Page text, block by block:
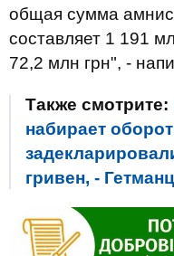
общая сумма
составляет 1 191
72,2 млн грн", -
Также смотрите:
набирает
гривен, -